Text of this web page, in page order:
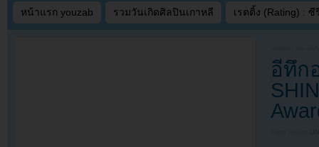
หน้าแรก youzab รวมวันเกิดศิลปินเกาหลี เรตติ้ง (Rating) : ซี
อีทึก